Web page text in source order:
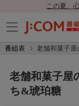
この夏、
番組表 老舗和菓子
老舗和菓子屋
ち&琥珀糖